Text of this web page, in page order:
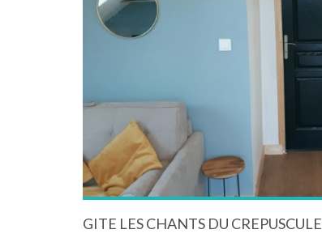
GITE LES CHANTS DU CREPUSCULE